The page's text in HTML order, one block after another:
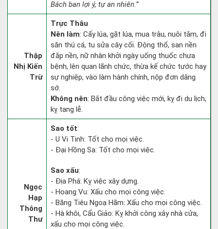
Bách ban lợi ý, tự an nhiên.”
Thập
Nhị Kiến
Trừ
Trực Thâu
Nên làm: Cấy lúa, gặt lúa, mua trâu, nuôi tằm, đi
săn thú cá, tu sửa cây cối. Động thổ, san nền
đắp nền, nữ nhân khởi ngày uống thuốc chưa
bệnh, lên quan lãnh chức, thừa kế chức tước hay
sự nghiệp, vào làm hành chính, nộp đơn dâng
sớ.
Không nên: Bắt đầu công việc mới, kỵ đi du lịch,
kỵ tang lễ.
Ngọc
Hạp
Thông
Thư
Sao tốt:
- U Vi Tinh: Tốt cho mọi việc.
- Đại Hồng Sa: Tốt cho mọi việc.
Sao xấu:
- Địa Phá: Kỵ việc xây dựng.
- Hoang Vu: Xấu cho mọi công việc.
- Băng Tiêu Ngoạ Hãm: Xấu cho mọi công việc.
- Hà khôi, Cẩu Giảo: Kỵ khởi công xây nhà cửa,
xấu cho mọi công việc.